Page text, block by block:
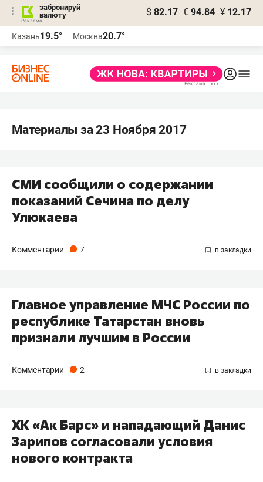
забронируй
валюту
$ 82.17 € 94.84 ¥ 12.17
Казань19.5° Москва20.7°
Материалы за 23 Ноября 2017
СМИ сообщили о содержании
показаний Сечина по делу
Улюкаева
Комментарии 7
Главное управление МЧС России по
республике Татарстан вновь
признали лучшим в России
Комментарии 2
ХК «Ак Барс» и нападающий Данис
Зарипов согласовали условия
нового контракта